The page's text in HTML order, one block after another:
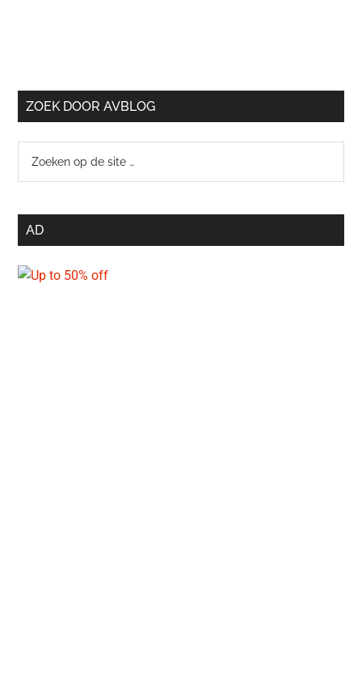
ZOEK DOOR AVBLOG
site
AD